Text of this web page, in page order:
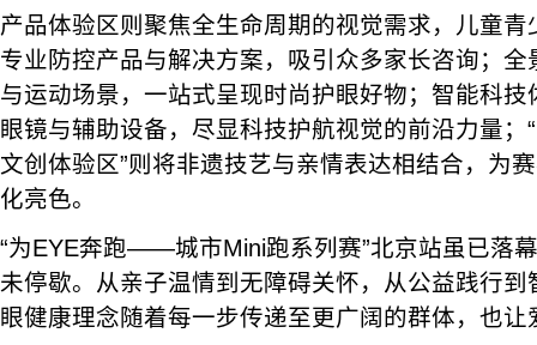
产品体验区则聚焦全生命周期的视觉需求，儿童
专业防控产品与解决方案，吸引众多家长咨询；
与运动场景，一站式呈现时尚护眼好物；智能科
眼镜与辅助设备，尽显科技护航视觉的前沿力量
文创体验区”则将非遗技艺与亲情表达相结合，为
化亮色。
“为EYE奔跑——城市Mini跑系列赛”北京站虽已落
未停歇。从亲子温情到无障碍关怀，从公益践行
眼健康理念随着每一步传递至更广阔的群体，也